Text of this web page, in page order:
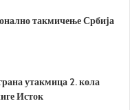
такмичење Србија
утакмица 2. кола
Исток